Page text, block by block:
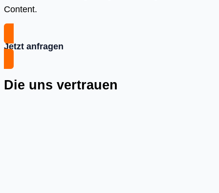
Content.
Jetzt anfragen
Die uns vertrauen